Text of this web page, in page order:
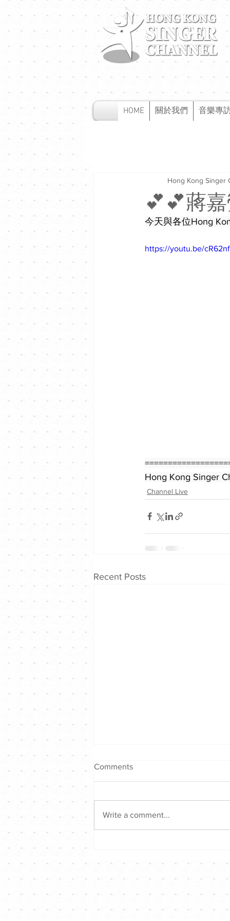
HOME 關於我們 音樂專
💕💕蔣
Hong Kong Singer
今天與各位Hong
https://youtu.be/
Hong Kong Singer
Channel Live
Recent Posts
Comments
Write a comment...